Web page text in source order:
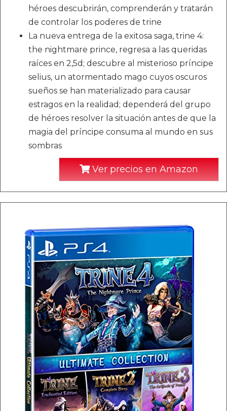
héroes descubrirán, comprenderán y tratarán
de controlar los poderes de trine
La nueva entrega de la exitosa saga, trine 4:
the nightmare prince, regresa a las queridas
raíces en 2,5d; descubre al misterioso príncipe
selius, un atormentado mago cuyos oscuros
sueños se han materializado para causar
estragos en la realidad; dependerá del grupo
de héroes resolver la situación antes de que la
magia del príncipe consuma al mundo en sus
sombras
Ver precios en Amazon